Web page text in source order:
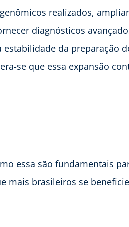
realizados,
diagnósticos
da preparação
se que essa expansão
essa são fundamentais
mais brasileiros se